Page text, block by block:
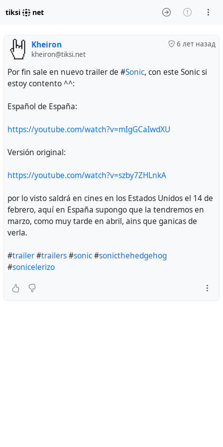
tiksi net
6 лет назад
Kheiron
kheiron@tiksi.net
Por fin sale en nuevo trailer de #Sonic, con este Sonic si
estoy contento ^^:
Español de España:
https://youtube.com/watch?v=mIgGCaIwdXU
Versión original:
https://youtube.com/watch?v=szby7ZHLnkA
por lo visto saldrá en cines en los Estados Unidos el 14 de
febrero, aquí en España supongo que la tendremos en
marzo, como muy tarde en abril, ains que ganicas de
verla.
#trailer#trailers#sonic#sonicthehedgehog
#sonicelerizo